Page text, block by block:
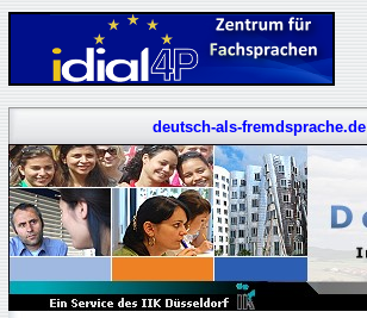
deutsch-als-fremdsprache.de